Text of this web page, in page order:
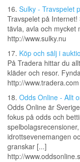
16. Sulky - Travspelet
Travspelet på
tävla, avla och mycket
http://www.sulky.nu
17. Köp och sälj i
På Tradera hittar du
kläder och resor.
http://www.tradera.com
18. Odds Online - Allt
Odds Online är
fokus på odds och
idrottsevenemangen
granskar [...]
http://